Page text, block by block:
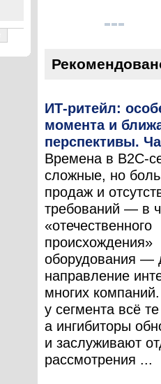
ИТ-ритейл:
момента и
перспективы.
Времена в B2С-
сложные, но
продаж и
требований — в
«отечественного
происхождения»
оборудования —
направление
многих
у сегмента всё
а ингибиторы
и заслуживают
рассмотрения ...